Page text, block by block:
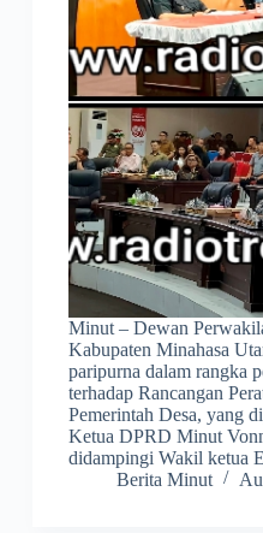
Minut – Dewan
Kabupaten Minahasa
paripurna dalam rangka
terhadap Rancangan
Pemerintah Desa, yang
Ketua DPRD Minut
didampingi Wakil ketua
Berita Minut